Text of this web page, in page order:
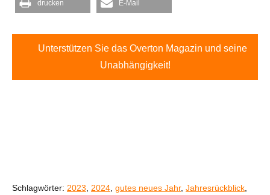
drucken E-Mail
Unterstützen Sie das Overton Magazin und seine
Unabhängigkeit!
Schlagwörter: 2023 2024 gutes neues Jahr, Jahresrückblick